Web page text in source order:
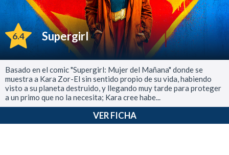
6.4 Supergirl
Basado en el comic "Supergirl: Mujer del Mañana" donde se
muestra a Kara Zor-El sin sentido propio de su vida, habiendo
visto a su planeta destruido, y llegando muy tarde para proteger
a un primo que no la necesita; Kara cree habe...
VER FICHA